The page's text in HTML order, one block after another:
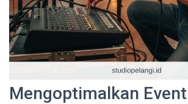
Mengoptimalkan